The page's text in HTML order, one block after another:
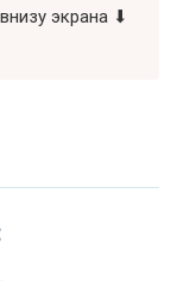
экрана ⬇